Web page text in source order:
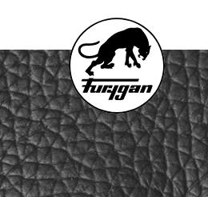
content